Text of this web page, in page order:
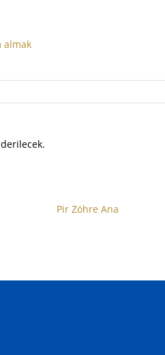
almak
Pir Zöhre Ana